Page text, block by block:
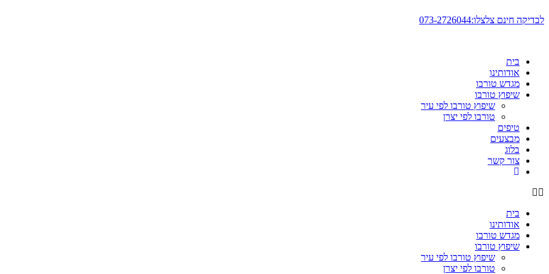
לתוכן
לבדיקה חינם צלצלו:073-2726044
בית
אודותינו
מגדש טורבו
שיפוץ טורבו
שיפוץ טורבו לפי עיר
טורבו לפי יצרן
טיפים
מבצעים
בלוג
צור קשר
בית
אודותינו
מגדש טורבו
שיפוץ טורבו
שיפוץ טורבו לפי עיר
טורבו לפי יצרן